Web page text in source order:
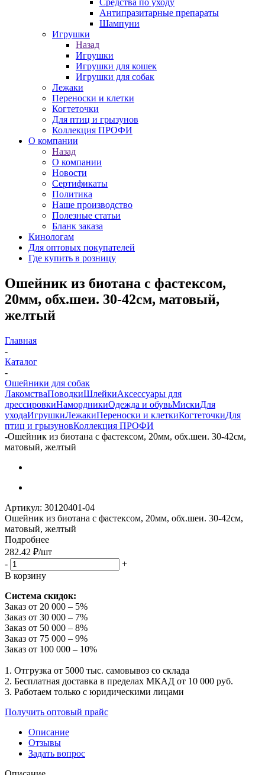
Средства по уходу
Антипразитарные препараты
Шампуни
Игрушки
Назад
Игрушки
Игрушки для кошек
Игрушки для собак
Лежаки
Переноски и клетки
Когтеточки
Для птиц и грызунов
Коллекция ПРОФИ
О компании
Назад
О компании
Новости
Сертификаты
Политика
Наше производство
Полезные статьи
Бланк заказа
Кинологам
Для оптовых покупателей
Где купить в розницу
Ошейник из биотана с фастексом,
20мм, обх.шеи. 30-42см, матовый,
желтый
Главная
-
Каталог
-
Ошейники для собак
ЛакомстваПоводкиШлейкиАксессуары для
дрессировкиНамордникиОдежда и обувьМискиДля
уходаИгрушкиЛежакиПереноски и клеткиКогтеточкиДля
птиц и грызуновКоллекция ПРОФИ
-Ошейник из биотана с фастексом, 20мм, обх.шеи. 30-42см,
матовый, желтый
Артикул: 30120401-04
Ошейник из биотана с фастексом, 20мм, обх.шеи. 30-42см,
матовый, желтый
Подробнее
282.42 ₽/шт
-
+
В корзину
Система скидок:
Заказ от 20 000 – 5%
Заказ от 30 000 – 7%
Заказ от 50 000 – 8%
Заказ от 75 000 – 9%
Заказ от 100 000 – 10%
1. Отгрузка от 5000 тыс. самовывоз со склада
2. Бесплатная доставка в пределах МКАД от 10 000 руб.
3. Работаем только с юридическими лицами
Получить оптовый прайс
Описание
Отзывы
Задать вопрос